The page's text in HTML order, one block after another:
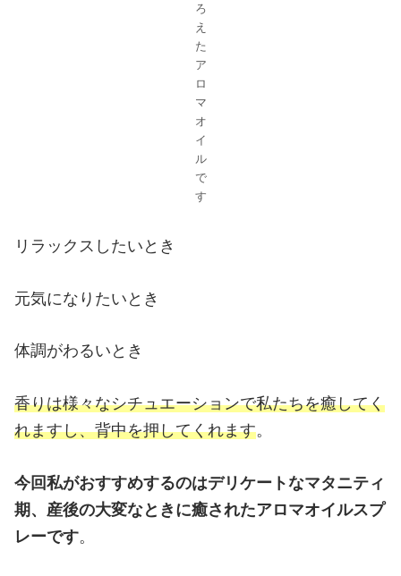
ろ
え
た
ア
ロ
マ
オ
イ
ル
で
す
リラックスしたいとき
元気になりたいとき
体調がわるいとき
香りは様々なシチュエーションで私たちを癒してく
れますし、背中を押してくれます。
今回私がおすすめするのはデリケートなマタニティ
期、産後の大変なときに癒されたアロマオイルスプ
レーです。